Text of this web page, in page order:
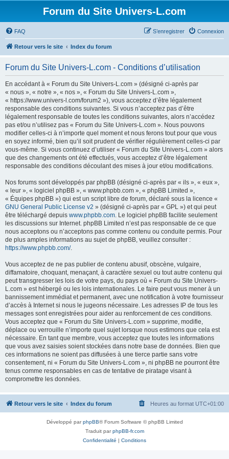
Forum du Site Univers-L.com
FAQ Connexion
S’enregistrer
Retour vers le site Index du forum
Forum du Site Univers-L.com - Conditions d’utilisation
En accédant à « Forum du Site Univers-L.com » (désigné ci-après par
« nous », « notre », « nos », « Forum du Site Univers-L.com »,
« https://www.univers-l.com/forum2 »), vous acceptez d’être légalement
responsable des conditions suivantes. Si vous n’acceptez pas d’être
légalement responsable de toutes les conditions suivantes, alors n’accédez
pas et/ou n’utilisez pas « Forum du Site Univers-L.com ». Nous pouvons
modifier celles-ci à n’importe quel moment et nous ferons tout pour que vous
en soyez informé, bien qu’il soit prudent de vérifier régulièrement celles-ci par
vous-même. Si vous continuez d’utiliser « Forum du Site Univers-L.com » alors
que des changements ont été effectués, vous acceptez d’être légalement
responsable des conditions découlant des mises à jour et/ou modifications.
Nos forums sont développés par phpBB (désigné ci-après par « ils », « eux »,
« leur », « logiciel phpBB », « www.phpbb.com », « phpBB Limited »,
« Équipes phpBB ») qui est un script libre de forum, déclaré sous la licence «
GNU General Public License v2 » (désigné ci-après par « GPL ») et qui peut
être téléchargé depuis www.phpbb.com. Le logiciel phpBB facilite seulement
les discussions sur Internet. phpBB Limited n’est pas responsable de ce que
nous acceptons ou n’acceptons pas comme contenu ou conduite permis. Pour
de plus amples informations au sujet de phpBB, veuillez consulter :
https://www.phpbb.com/.
Vous acceptez de ne pas publier de contenu abusif, obscène, vulgaire,
diffamatoire, choquant, menaçant, à caractère sexuel ou tout autre contenu qui
peut transgresser les lois de votre pays, du pays où « Forum du Site Univers-
L.com » est hébergé ou les lois internationales. Le faire peut vous mener à un
bannissement immédiat et permanent, avec une notification à votre fournisseur
d’accès à Internet si nous le jugeons nécessaire. Les adresses IP de tous les
messages sont enregistrées pour aider au renforcement de ces conditions.
Vous acceptez que « Forum du Site Univers-L.com » supprime, modifie,
déplace ou verrouille n’importe quel sujet lorsque nous estimons que cela est
nécessaire. En tant que membre, vous acceptez que toutes les informations
que vous avez saisies soient stockées dans notre base de données. Bien que
ces informations ne soient pas diffusées à une tierce partie sans votre
consentement, ni « Forum du Site Univers-L.com », ni phpBB ne pourront être
tenus comme responsables en cas de tentative de piratage visant à
compromettre les données.
Retour vers le site Index du forum Heures au format UTC+01:00
Développé parphpBB® Forum Software © phpBB Limited
Traduit parphpBB-fr.com
Confidentialité | Conditions